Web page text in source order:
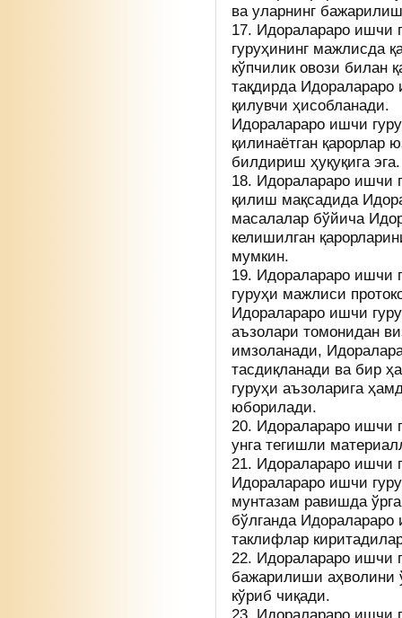
ва уларнинг
17. Идоралараро ишчи
гуруҳининг мажлисда
кўпчилик овози билан
тақдирда Идоралараро
қилувчи ҳисобланади.
Идоралараро ишчи
қилинаётган
билдириш ҳуқуқига эга.
18. Идоралараро ишчи
қилиш мақсадида
масалалар бўйича
келишилган
мумкин.
19. Идоралараро ишчи
гуруҳи мажлиси
Идоралараро ишчи
аъзолари томонидан
имзоланади,
тасдиқланади ва бир
гуруҳи аъзоларига
юборилади.
20. Идоралараро ишчи
унга тегишли
21. Идоралараро ишчи
Идоралараро ишчи
мунтазам равишда
бўлганда Идоралараро
таклифлар
22. Идоралараро ишчи
бажарилиши аҳволини
кўриб чиқади.